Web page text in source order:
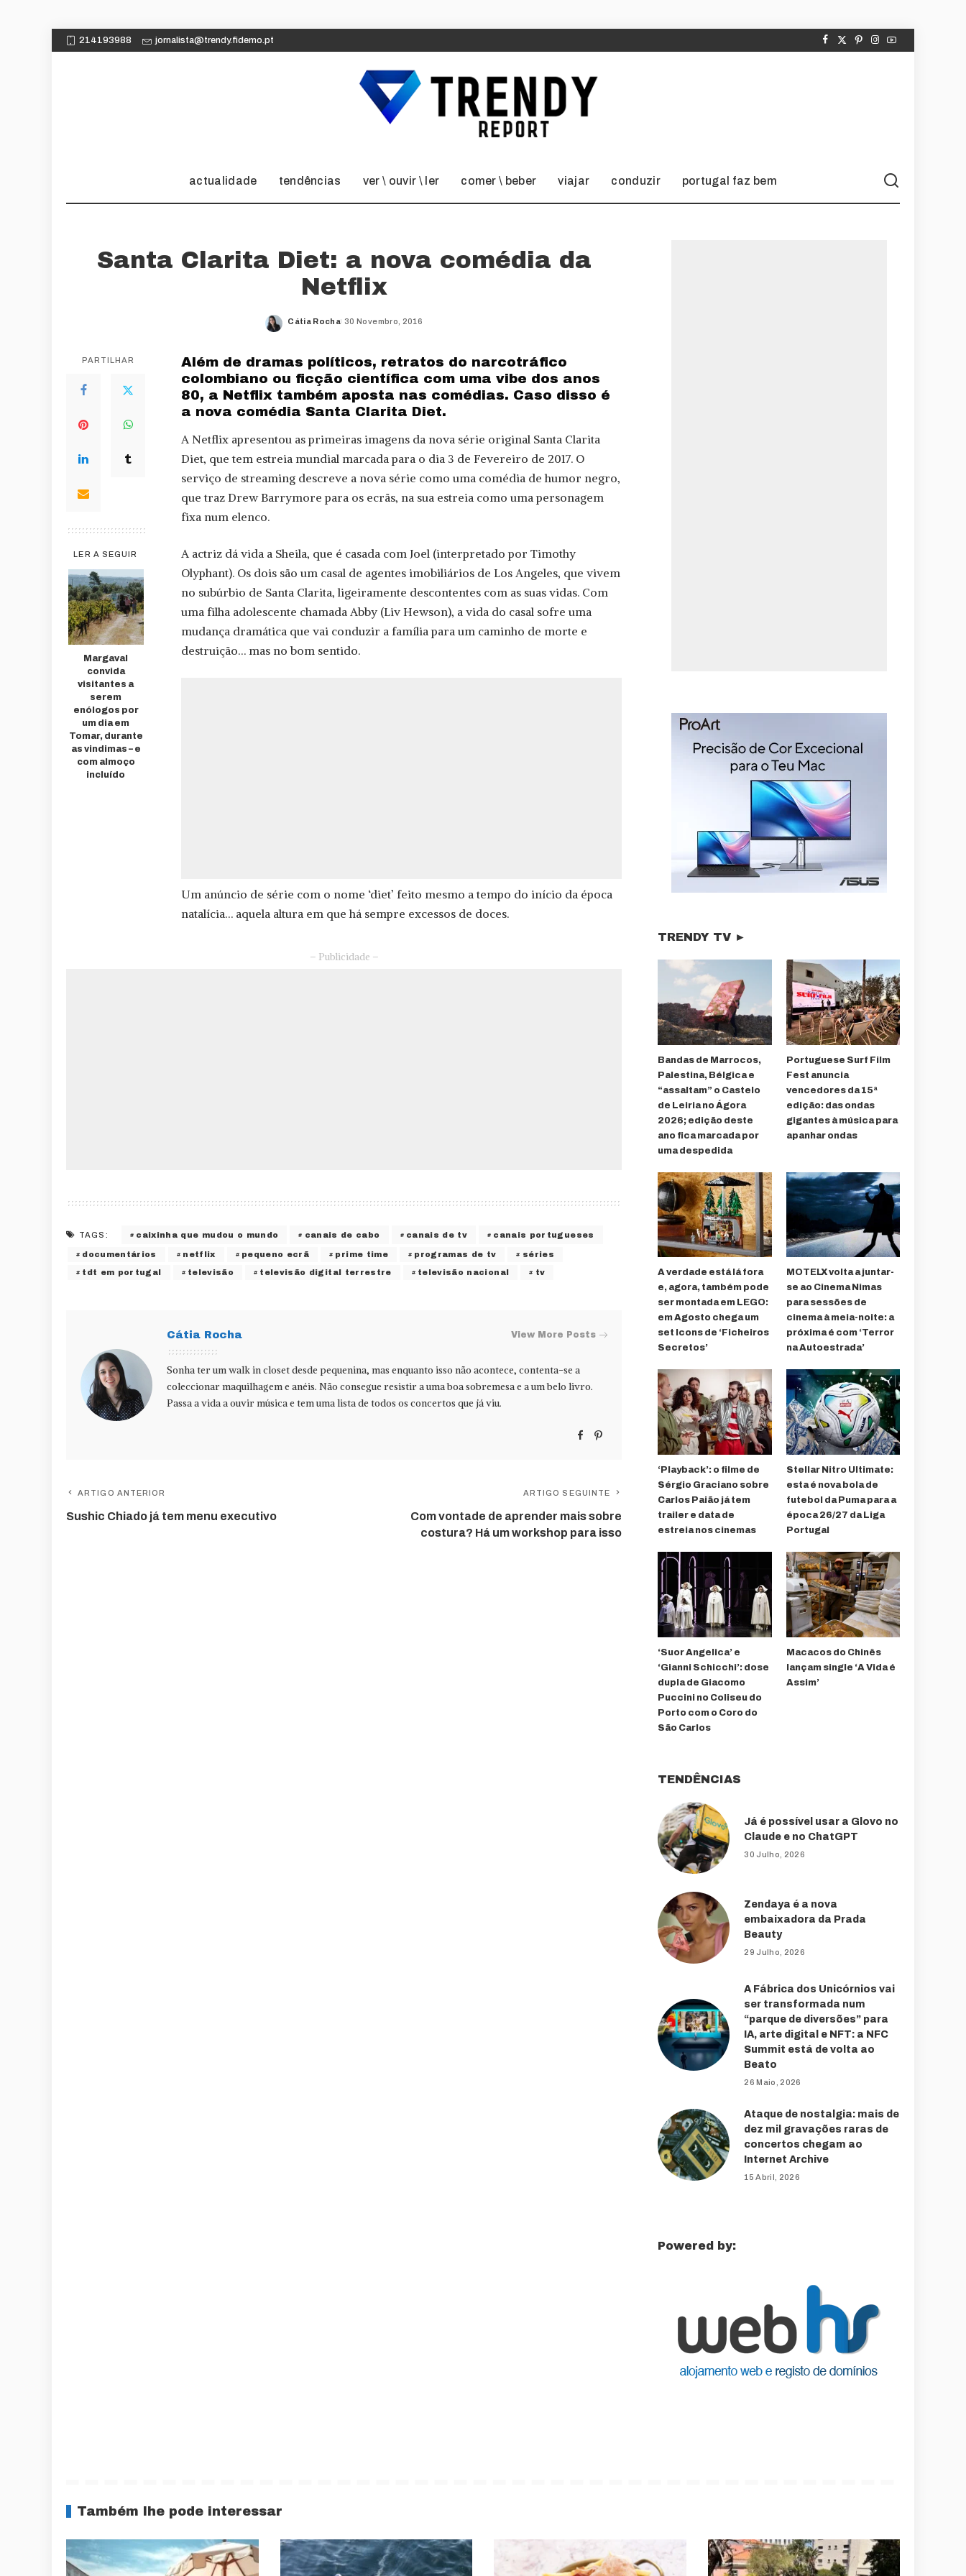
214193988 jornalista@trendy.fidemo.pt
actualidade tendências ver \ ouvir \ ler comer \ beber viajar conduzir portugal faz bem
Santa Clarita Diet: a nova comédia da
Netflix
Posted
Cátia Rocha 30 Novembro, 2016
PARTILHAR
LER A SEGUIR
Margaval
convida
visitantes a
serem
enólogos por
um dia em
Tomar, durante
as vindimas – e
com almoço
incluído
Além de dramas políticos, retratos do narcotráfico
colombiano ou ficção científica com uma vibe dos anos
80, a Netflix também aposta nas comédias. Caso disso é
a nova comédia Santa Clarita Diet.
A Netflix apresentou as primeiras imagens da nova série original Santa Clarita
Diet, que tem estreia mundial marcada para o dia 3 de Fevereiro de 2017. O
serviço de streaming descreve a nova série como uma comédia de humor negro,
que traz Drew Barrymore para os ecrãs, na sua estreia como uma personagem
fixa num elenco.
A actriz dá vida a Sheila, que é casada com Joel (interpretado por Timothy
Olyphant). Os dois são um casal de agentes imobiliários de Los Angeles, que vivem
no subúrbio de Santa Clarita, ligeiramente descontentes com as suas vidas. Com
uma filha adolescente chamada Abby (Liv Hewson), a vida do casal sofre uma
mudança dramática que vai conduzir a família para um caminho de morte e
destruição… mas no bom sentido.
Um anúncio de série com o nome ‘diet’ feito mesmo a tempo do início da época
natalícia… aquela altura em que há sempre excessos de doces.
– Publicidade –
TAGS: caixinha que mudou o mundo canais de cabo canais de tv canais portugueses
documentários netflix pequeno ecrã prime time programas de tv séries
tdt em portugal televisão televisão digital terrestre televisão nacional tv
Cátia Rocha View More Posts
Sonha ter um walk in closet desde pequenina, mas enquanto isso não acontece, contenta-se a
coleccionar maquilhagem e anéis. Não consegue resistir a uma boa sobremesa e a um belo livro.
Passa a vida a ouvir música e tem uma lista de todos os concertos que já viu.
ARTIGO ANTERIOR
Sushic Chiado já tem menu executivo
ARTIGO SEGUINTE
Com vontade de aprender mais sobre
costura? Há um workshop para isso
TRENDY TV ►
Bandas de Marrocos,
Palestina, Bélgica e
“assaltam” o Castelo
de Leiria no Ágora
2026; edição deste
ano fica marcada por
uma despedida
Portuguese Surf Film
Fest anuncia
vencedores da 15ª
edição: das ondas
gigantes à música para
apanhar ondas
A verdade está lá fora
e, agora, também pode
ser montada em LEGO:
em Agosto chega um
set Icons de ‘Ficheiros
Secretos’
MOTELX volta a juntar-
se ao Cinema Nimas
para sessões de
cinema à meia-noite: a
próxima é com ‘Terror
na Autoestrada’
‘Playback’: o filme de
Sérgio Graciano sobre
Carlos Paião já tem
trailer e data de
estreia nos cinemas
Stellar Nitro Ultimate:
esta é nova bola de
futebol da Puma para a
época 26/27 da Liga
Portugal
‘Suor Angelica’ e
‘Gianni Schicchi’: dose
dupla de Giacomo
Puccini no Coliseu do
Porto com o Coro do
São Carlos
Macacos do Chinês
lançam single ‘A Vida é
Assim’
TENDÊNCIAS
Já é possível usar a Glovo no
Claude e no ChatGPT
30 Julho, 2026
Zendaya é a nova
embaixadora da Prada
Beauty
29 Julho, 2026
A Fábrica dos Unicórnios vai
ser transformada num
“parque de diversões” para
IA, arte digital e NFT: a NFC
Summit está de volta ao
Beato
26 Maio, 2026
Ataque de nostalgia: mais de
dez mil gravações raras de
concertos chegam ao
Internet Archive
15 Abril, 2026
Powered by:
Também lhe pode interessar